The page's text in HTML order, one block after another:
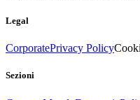
Legal
CorporatePrivacy Policy
Sezioni